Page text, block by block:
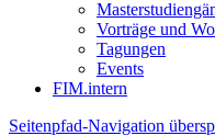
Vorträge und
Tagungen
Events
FIM.intern
Seitenpfad-Navigation